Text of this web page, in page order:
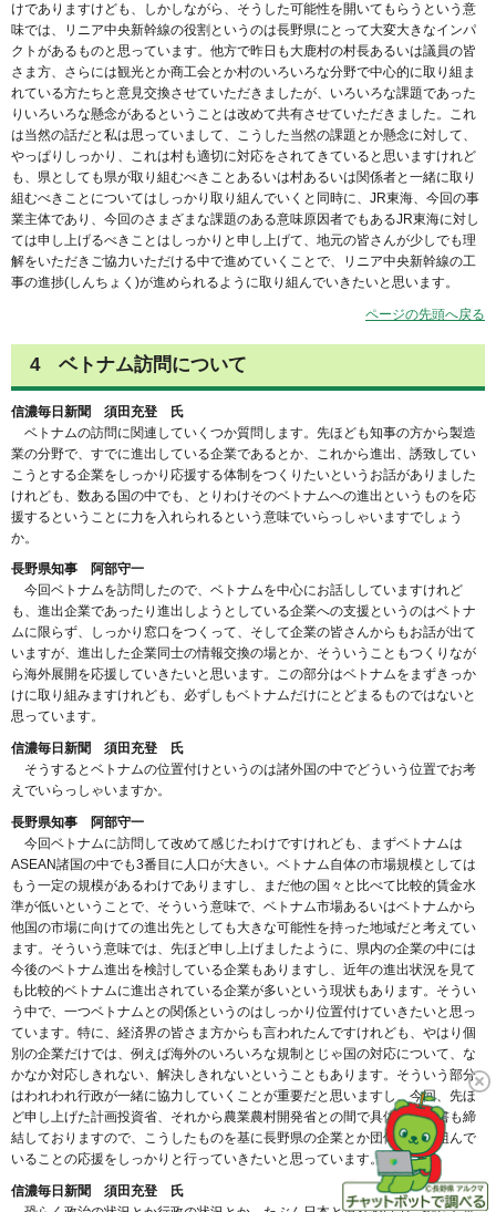
けでありますけども、しかしながら、そうした可能性を開いてもらうという意
味では、リニア中央新幹線の役割というのは長野県にとって大変大きなインパ
クトがあるものと思っています。他方で昨日も大鹿村の村長あるいは議員の皆
さま方、さらには観光とか商工会とか村のいろいろな分野で中心的に取り組ま
れている方たちと意見交換させていただきましたが、いろいろな課題であった
りいろいろな懸念があるということは改めて共有させていただきました。これ
は当然の話だと私は思っていまして、こうした当然の課題とか懸念に対して、
やっぱりしっかり、これは村も適切に対応をされてきていると思いますけれど
も、県としても県が取り組むべきことあるいは村あるいは関係者と一緒に取り
組むべきことについてはしっかり取り組んでいくと同時に、JR東海、今回の事
業主体であり、今回のさまざまな課題のある意味原因者でもあるJR東海に対し
ては申し上げるべきことはしっかりと申し上げて、地元の皆さんが少しでも理
解をいただきご協力いただける中で進めていくことで、リニア中央新幹線の工
事の進捗(しんちょく)が進められるように取り組んでいきたいと思います。
ページの先頭へ戻る
4 ベトナム訪問について
信濃毎日新聞 須田充登 氏
ベトナムの訪問に関連していくつか質問します。先ほども知事の方から製造
業の分野で、すでに進出している企業であるとか、これから進出、誘致してい
こうとする企業をしっかり応援する体制をつくりたいというお話がありました
けれども、数ある国の中でも、とりわけそのベトナムへの進出というものを応
援するということに力を入れられるという意味でいらっしゃいますでしょう
か。
長野県知事 阿部守一
今回ベトナムを訪問したので、ベトナムを中心にお話ししていますけれど
も、進出企業であったり進出しようとしている企業への支援というのはベトナ
ムに限らず、しっかり窓口をつくって、そして企業の皆さんからもお話が出て
いますが、進出した企業同士の情報交換の場とか、そういうこともつくりなが
ら海外展開を応援していきたいと思います。この部分はベトナムをまずきっか
けに取り組みますけれども、必ずしもベトナムだけにとどまるものではないと
思っています。
信濃毎日新聞 須田充登 氏
そうするとベトナムの位置付けというのは諸外国の中でどういう位置でお考
えでいらっしゃいますか。
長野県知事 阿部守一
今回ベトナムに訪問して改めて感じたわけですけれども、まずベトナムは
ASEAN諸国の中でも3番目に人口が大きい。ベトナム自体の市場規模としては
もう一定の規模があるわけでありますし、まだ他の国々と比べて比較的賃金水
準が低いということで、そういう意味で、ベトナム市場あるいはベトナムから
他国の市場に向けての進出先としても大きな可能性を持った地域だと考えてい
ます。そういう意味では、先ほど申し上げましたように、県内の企業の中には
今後のベトナム進出を検討している企業もありますし、近年の進出状況を見て
も比較的ベトナムに進出されている企業が多いという現状もあります。そうい
う中で、一つベトナムとの関係というのはしっかり位置付けていきたいと思っ
ています。特に、経済界の皆さま方からも言われたんですけれども、やはり個
別の企業だけでは、例えば海外のいろいろな規制とじゃ国の対応について、な
かなか対応しきれない、解決しきれないということもあります。そういう部分
はわれわれ行政が一緒に協力していくことが重要だと思いますし、今回、先ほ
ど申し上げた計画投資省、それから農業農村開発省との間で具体的な覚書も締
結しておりますので、こうしたものを基に長野県の企業とか団体が取り組んで
いることの応援をしっかりと行っていきたいと思っています。
信濃毎日新聞 須田充登 氏